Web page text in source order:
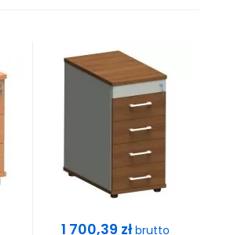
Cena
1 700,39 zł brutto